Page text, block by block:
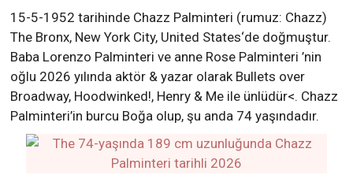
15-5-1952 tarihinde Chazz Palminteri (rumuz: Chazz)
The Bronx, New York City, United States‘de doğmuştur.
Baba Lorenzo Palminteri ve anne Rose Palminteri ’nin
oğlu 2026 yılında aktör & yazar olarak Bullets over
Broadway, Hoodwinked!, Henry & Me ile ünlüdür<. Chazz
Palminteri’in burcu Boğa olup, şu anda 74 yaşındadır.